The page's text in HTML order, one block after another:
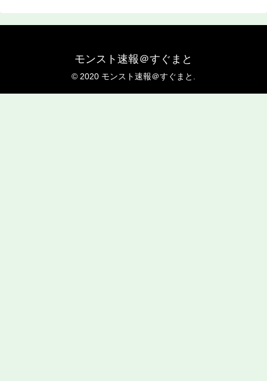
モンスト速報＠すぐまと
© 2020 モンスト速報＠すぐまと.